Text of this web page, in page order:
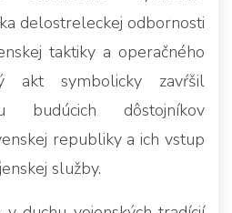
delostreleckej odbornosti
taktiky a operačného
akt symbolicky zavŕšil
budúcich dôstojníkov
republiky a ich vstup
služby.